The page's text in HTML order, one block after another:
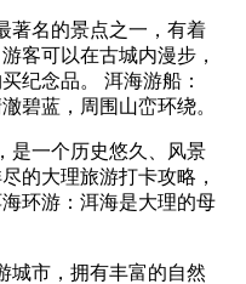
著名的景点之一，有着
客可以在古城内漫步，
纪念品。 洱海游船：
碧蓝，周围山峦环绕。
是一个历史悠久、风景
的大理旅游打卡攻略，
环游：洱海是大理的母
城市，拥有丰富的自然